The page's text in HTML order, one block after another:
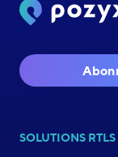
SOLUTIONS RTLS